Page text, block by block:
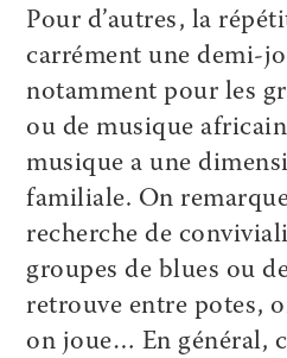
Pour d’autres, la
carrément une demi-
notamment pour les
ou de musique
musique a une
familiale. On
recherche de
groupes de blues ou
retrouve entre potes,
on joue… En général,